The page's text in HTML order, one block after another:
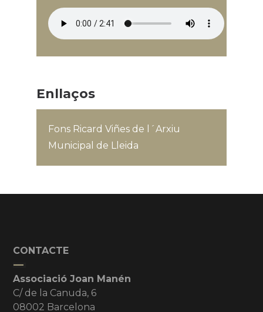
Enllaços
Fons Ricard Viñes de l´Arxiu
Municipal de Lleida
CONTACTE
Associació Joan Manén
C/ de la Canuda, 6
08002 Barcelona